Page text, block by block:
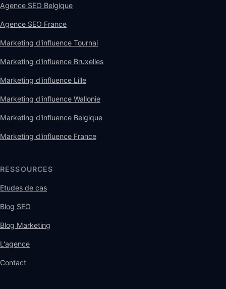
Agence SEO Belgique
Agence SEO France
Marketing d'influence Tournai
Marketing d'influence Bruxelles
Marketing d'influence Lille
Marketing d'influence Wallonie
Marketing d'influence Belgique
Marketing d'influence France
RESSOURCES
Etudes de cas
Blog SEO
Blog Marketing
L'agence
Contact